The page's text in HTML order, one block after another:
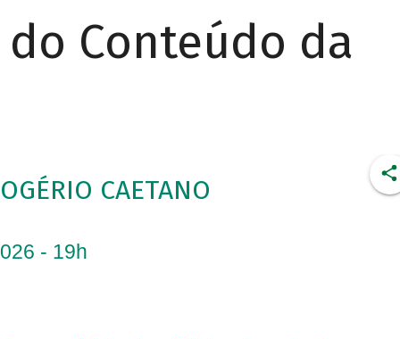
Conteúdo da
CAETANO
- 19h